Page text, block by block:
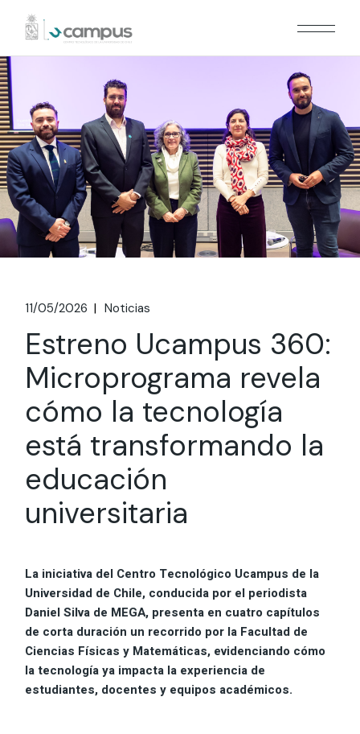
content
11/05/2026 Noticias
Estreno Ucampus 360:
Microprograma revela
cómo la tecnología
está transformando la
educación
universitaria
La iniciativa del Centro Tecnológico Ucampus de la
Universidad de Chile, conducida por el periodista
Daniel Silva de MEGA, presenta en cuatro capítulos
de corta duración un recorrido por la Facultad de
Ciencias Físicas y Matemáticas, evidenciando cómo
la tecnología ya impacta la experiencia de
estudiantes, docentes y equipos académicos.